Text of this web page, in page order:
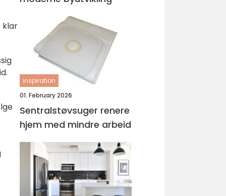
klar
inspiration
01. February 2026
Sentralstøvsuger renere
hjem med mindre arbeid